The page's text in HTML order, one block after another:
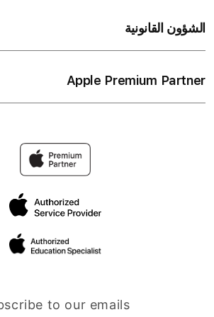
الشؤون القانونية
Apple Premium Partner
to our emails